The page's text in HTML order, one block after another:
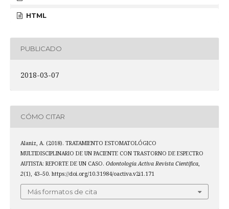
HTML
PUBLICADO
2018-03-07
CÓMO CITAR
Alaniz, A. (2018). TRATAMIENTO ESTOMATOLÓGICO
MULTIDISCIPLINARIO DE UN PACIENTE CON TRASTORNO DE ESPECTRO
AUTISTA: REPORTE DE UN CASO. Odontología Activa Revista Científica,
2(1), 43–50. https://doi.org/10.31984/oactiva.v2i1.171
Más formatos de cita